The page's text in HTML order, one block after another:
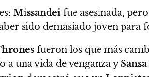
Missandei fue asesinada,
sido demasiado joven para
fueron los que más
a una vida de venganza y Sansa